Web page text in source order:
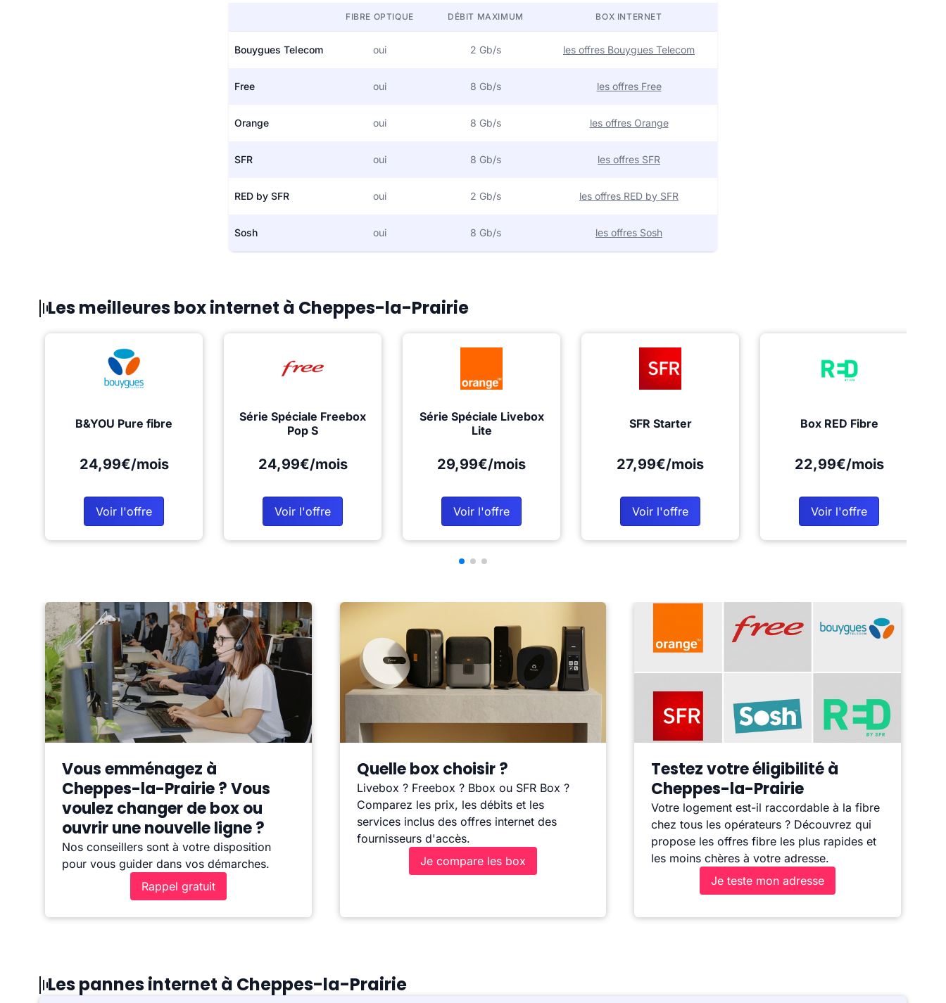
FIBRE OPTIQUE DÉBIT MAXIMUM BOX INTERNET
Bouygues Telecom oui 2 Gb/s les offres Bouygues Telecom
Free oui 8 Gb/s les offres Free
Orange oui 8 Gb/s les offres Orange
SFR oui 8 Gb/s les offres SFR
RED by SFR oui 2 Gb/s les offres RED by SFR
Sosh oui 8 Gb/s les offres Sosh
Les meilleures box internet à Cheppes-la-Prairie
B&YOU Pure fibre
24,99€/mois
Voir l'offre
Série Spéciale Freebox
Pop S
24,99€/mois
Voir l'offre
Série Spéciale Livebox
Lite
29,99€/mois
Voir l'offre
SFR Starter
27,99€/mois
Voir l'offre
Box RED Fibre
22,99€/mois
Voir l'offre
Vous emménagez à
Cheppes-la-Prairie ? Vous
voulez changer de box ou
ouvrir une nouvelle ligne ?
Nos conseillers sont à votre disposition
pour vous guider dans vos démarches.
Rappel gratuit
Quelle box choisir ?
Livebox ? Freebox ? Bbox ou SFR Box ?
Comparez les prix, les débits et les
services inclus des offres internet des
fournisseurs d'accès.
Je compare les box
Testez votre éligibilité à
Cheppes-la-Prairie
Votre logement est-il raccordable à la fibre
chez tous les opérateurs ? Découvrez qui
propose les offres fibre les plus rapides et
les moins chères à votre adresse.
Je teste mon adresse
Les pannes internet à Cheppes-la-Prairie